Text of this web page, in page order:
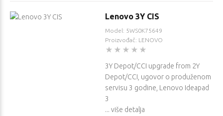
Lenovo 3Y CIS
Model: 5WS0K75649
Proizvođač: LENOVO
3Y Depot/CCI upgrade from 2Y
Depot/CCI, ugovor o produženom
servisu 3 godine, Lenovo Ideapad
3
... više detalja